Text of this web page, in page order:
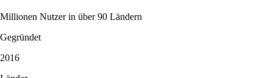
Millionen Nutzer in über 90 Ländern
Gegründet
2016